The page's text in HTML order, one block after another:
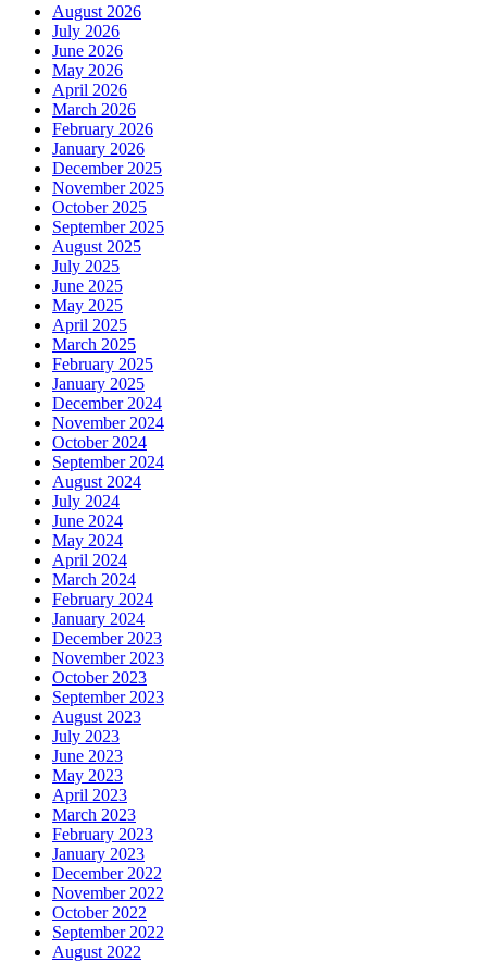
August 2026
July 2026
June 2026
May 2026
April 2026
March 2026
February 2026
January 2026
December 2025
November 2025
October 2025
September 2025
August 2025
July 2025
June 2025
May 2025
April 2025
March 2025
February 2025
January 2025
December 2024
November 2024
October 2024
September 2024
August 2024
July 2024
June 2024
May 2024
April 2024
March 2024
February 2024
January 2024
December 2023
November 2023
October 2023
September 2023
August 2023
July 2023
June 2023
May 2023
April 2023
March 2023
February 2023
January 2023
December 2022
November 2022
October 2022
September 2022
August 2022